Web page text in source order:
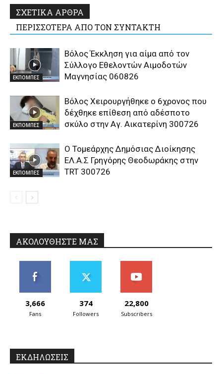
ΣΧΕΤΙΚΑ ΑΡΘΡΑ
ΠΕΡΙΣΣΟΤΕΡΑ ΑΠΟ ΤΟΝ ΣΥΝΤΑΚΤΗ
ΕΚΠΟΜΠΕΣ
Βόλος Έκκληση για αίμα από τον
Σύλλογο Εθελοντών Αιμοδοτών
Μαγνησίας 060826
ΕΚΠΟΜΠΕΣ
Βόλος Χειρουργήθηκε ο 6χρονος που
δέχθηκε επίθεση από αδέσποτο
σκύλο στην Αγ. Αικατερίνη 300726
ΕΚΠΟΜΠΕΣ
Ο Τομεάρχης Δημόσιας Διοίκησης
ΕΛ.Α.Σ Γρηγόρης Θεοδωράκης στην
TRT 300726
ΑΚΟΛΟΥΘΗΣΤΕ ΜΑΣ
3,666
Fans
374
Followers
22,800
Subscribers
ΕΚΔΗΛΩΣΕΙΣ